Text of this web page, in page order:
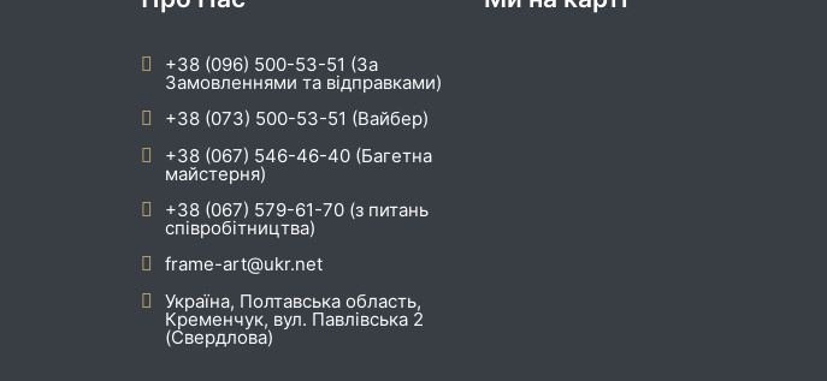
+38 (096) 500-53-51 (За
Замовленнями та відправками)
+38 (073) 500-53-51 (Вайбер)
+38 (067) 546-46-40 (Багетна
майстерня)
+38 (067) 579-61-70 (з питань
співробітництва)
frame-art@ukr.net
Україна, Полтавська область,
Кременчук, вул. Павлівська 2
(Свердлова)